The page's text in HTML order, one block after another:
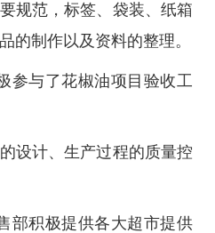
规范，标签、袋装、纸箱
的制作以及资料的整理。
参与了花椒油项目验收工
设计、生产过程的质量控
部积极提供各大超市提供